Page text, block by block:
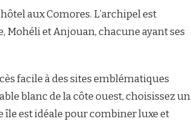
aux Comores. L’archipel est
Mohéli et Anjouan, chacune ayant ses
facile à des sites emblématiques
blanc de la côte ouest, choisissez un
île est idéale pour combiner luxe et